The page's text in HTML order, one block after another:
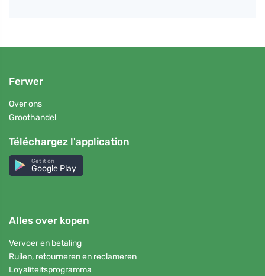
Ferwer
Over ons
Groothandel
Téléchargez l'application
Get it on
Google Play
Alles over kopen
Vervoer en betaling
Ruilen, retourneren en reclameren
Loyaliteitsprogramma